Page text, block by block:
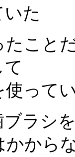
た
こと
って
ラシ
かから